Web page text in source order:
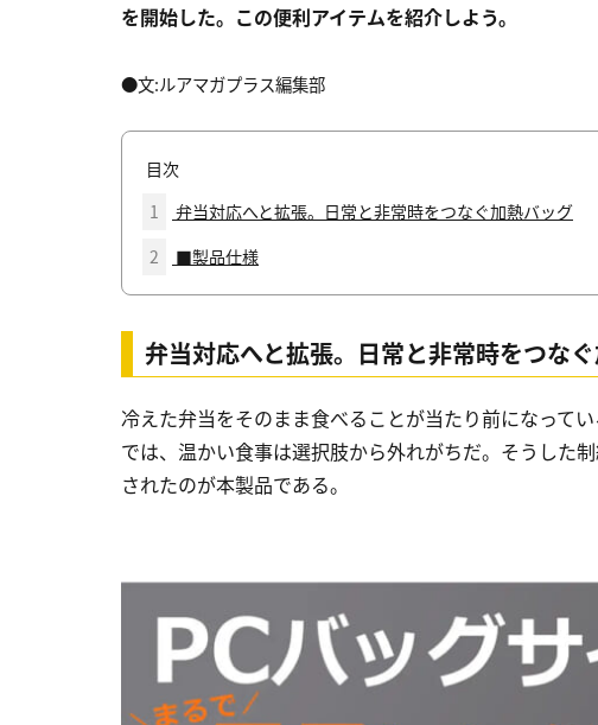
を開始した。この便利アイテムを紹介しよう。
●文:ルアマガプラス編集部
目次
1
弁当対応へと拡張。日常と非常時をつなぐ加熱バッグ
2
■製品仕様
弁当対応へと拡張。日常と非常時をつな
冷えた弁当をそのまま食べることが当たり前になって
では、温かい食事は選択肢から外れがちだ。そうした
されたのが本製品である。